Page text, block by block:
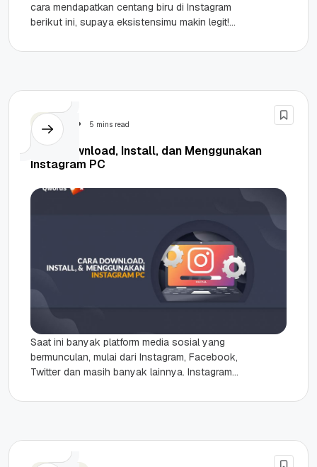
cara mendapatkan centang biru di Instagram
berikut ini, supaya eksistensimu makin legit!
sebagai simbol kredibilitas,...
Tutorial 5 mins read
Cara Download, Install, dan Menggunakan
Instagram PC
Saat ini banyak platform media sosial yang
bermunculan, mulai dari Instagram, Facebook,
Twitter dan masih banyak lainnya. Instagram